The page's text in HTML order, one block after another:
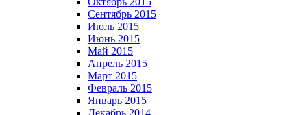
Сентябрь 2015
Июль 2015
Июнь 2015
Май 2015
Апрель 2015
Март 2015
Февраль 2015
Январь 2015
Декабрь 2014